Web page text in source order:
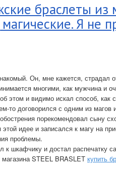
браслеты из
магические. Я не
Он, мне кажется, страдал
многими, как мужчина и
этом и видимо искал способ, как
то договорился с одним из магов
порекомендовал сыну
идее и записался к магу на
проблемы.
к шкафчику и достал распечатку
STEEL BRASLET купить